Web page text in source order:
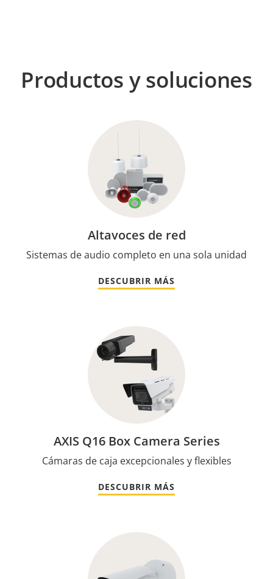
Productos y soluciones
Altavoces de red
Sistemas de audio completo en una sola unidad
DESCUBRIR MÁS
AXIS Q16 Box Camera Series
Cámaras de caja excepcionales y flexibles
DESCUBRIR MÁS